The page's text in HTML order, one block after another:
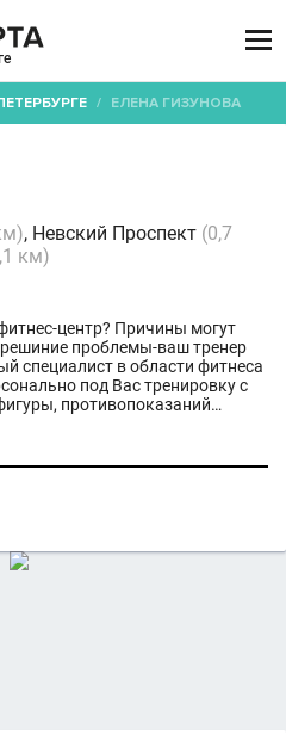

/ ЕЛЕНА ГИЗУНОВА
, Невский Проспект (0,7
км)
центр? Причины могут
проблемы-ваш тренер
специалист в области фитнеса
под Вас тренировку с
противопоказаний…